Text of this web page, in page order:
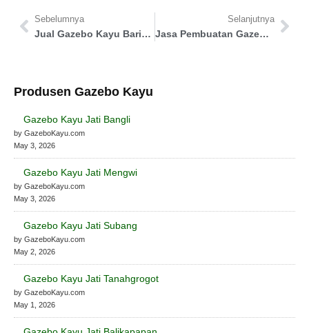
Sebelumnya
Jual Gazebo Kayu Barito Utara
Selanjutnya
Jasa Pembuatan Gazebo Tasikmalaya
Produsen Gazebo Kayu
Gazebo Kayu Jati Bangli
by GazeboKayu.com
May 3, 2026
Gazebo Kayu Jati Mengwi
by GazeboKayu.com
May 3, 2026
Gazebo Kayu Jati Subang
by GazeboKayu.com
May 2, 2026
Gazebo Kayu Jati Tanahgrogot
by GazeboKayu.com
May 1, 2026